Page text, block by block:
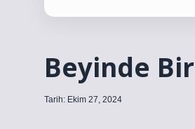
Beyinde Bir
Tarih: Ekim 27, 2024